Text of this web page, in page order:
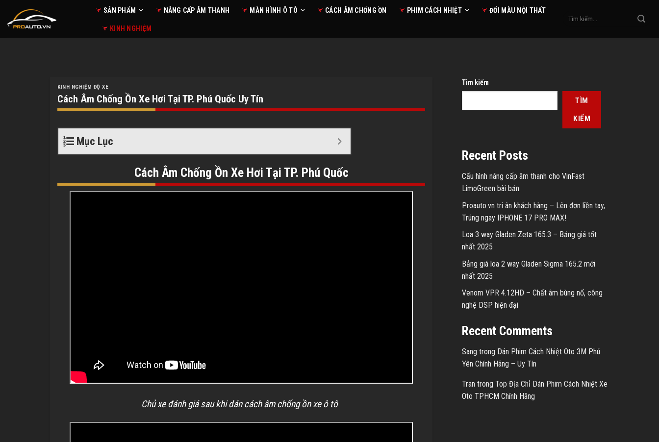
content
SẢN PHẨM NÂNG CẤP ÂM THANH MÀN HÌNH Ô TÔ CÁCH ÂM CHỐNG ỒN PHIM CÁCH NHIỆT ĐỔI MÀU NỘI THẤT
KINH NGHIỆM
Tìm
KINH NGHIỆM ĐỘ XE
Cách Âm Chống Ồn Xe Hơi Tại TP. Phú Quốc Uy Tín
Mục Lục
Cách Âm Chống Ồn Xe Hơi Tại TP. Phú Quốc
Chủ xe đánh giá sau khi dán cách âm chống ồn xe ô tô
Tìm kiếm
TÌM
KIẾM
Recent Posts
Cấu hình nâng cấp âm thanh cho VinFast
LimoGreen bài bản
Proauto.vn tri ân khách hàng – Lên đơn liền tay,
Trúng ngay IPHONE 17 PRO MAX!
Loa 3 way Gladen Zeta 165.3 – Bảng giá tốt
nhất 2025
Bảng giá loa 2 way Gladen Sigma 165.2 mới
nhất 2025
Venom VPR 4.12HD – Chất âm bùng nổ, công
nghệ DSP hiện đại
Recent Comments
Sang trong Dán Phim Cách Nhiệt Oto 3M Phú
Yên Chính Hãng – Uy Tín
Tran trong Top Địa Chỉ Dán Phim Cách Nhiệt Xe
Oto TPHCM Chính Hãng